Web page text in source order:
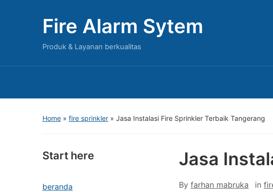
Fire Alarm Sytem
Produk & Layanan berkualitas
Home » fire sprinkler » Jasa Instalasi Fire Sprinkler Terbaik Tangerang
Start here
beranda
Jasa
By farhan mabruka in